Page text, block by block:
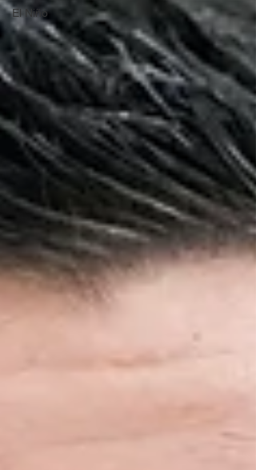
El Niño